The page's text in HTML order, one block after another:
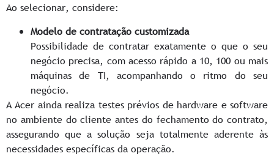
Ao selecionar, considere:
Modelo de contratação customizada
Possibilidade de contratar exatamente o que o seu
negócio precisa, com acesso rápido a 10, 100 ou mais
máquinas de TI, acompanhando o ritmo do seu
negócio.
A Acer ainda realiza testes prévios de hardware e software
no ambiente do cliente antes do fechamento do contrato,
assegurando que a solução seja totalmente aderente às
necessidades específicas da operação.